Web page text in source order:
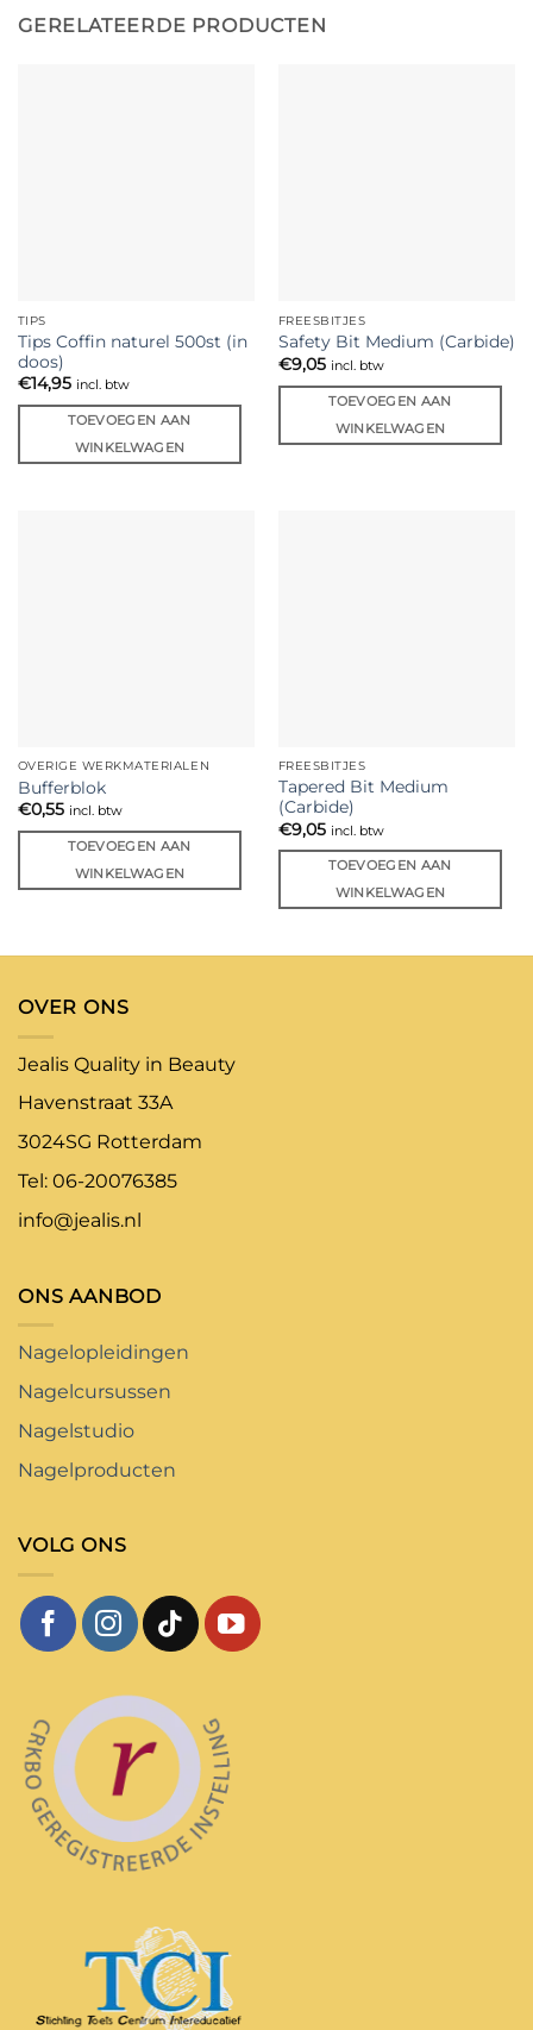
GERELATEERDE PRODUCTEN
TIPS
Tips Coffin naturel 500st (in
doos)
€14,95 incl. btw
TOEVOEGEN AAN
WINKELWAGEN
FREESBITJES
Safety Bit Medium (Carbide)
€9,05 incl. btw
TOEVOEGEN AAN
WINKELWAGEN
OVERIGE WERKMATERIALEN
Bufferblok
€0,55 incl. btw
TOEVOEGEN AAN
WINKELWAGEN
FREESBITJES
Tapered Bit Medium
(Carbide)
€9,05 incl. btw
TOEVOEGEN AAN
WINKELWAGEN
OVER ONS
Jealis Quality in Beauty
Havenstraat 33A
3024SG Rotterdam
Tel: 06-20076385
info@jealis.nl
ONS AANBOD
Nagelopleidingen
Nagelcursussen
Nagelstudio
Nagelproducten
VOLG ONS